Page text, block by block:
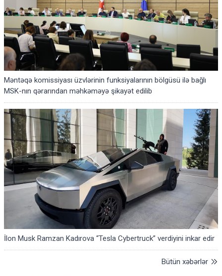
Məntəqə komissiyası üzvlərinin funksiyalarının bölgüsü ilə bağlı
MSK-nın qərarından məhkəməyə şikayət edilib
İlon Musk Ramzan Kadırova “Tesla Cybertruck” verdiyini inkar edir
Bütün xəbərlər